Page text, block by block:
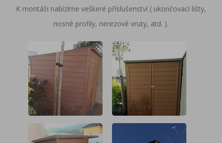
K montáži nabízíme veškeré příslušenství ( ukončovací lišty,
nosné profily, nerezové vruty, atd. ).